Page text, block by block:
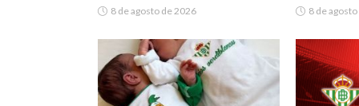
8 de agosto de 2026 8 de